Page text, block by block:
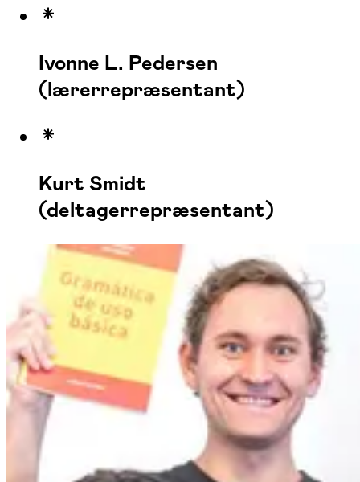
Ivonne L. Pedersen
(lærerrepræsentant)
Kurt Smidt
(deltagerrepræsentant)